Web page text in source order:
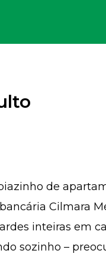
de
Cilmara
inteiras em
sozinho –